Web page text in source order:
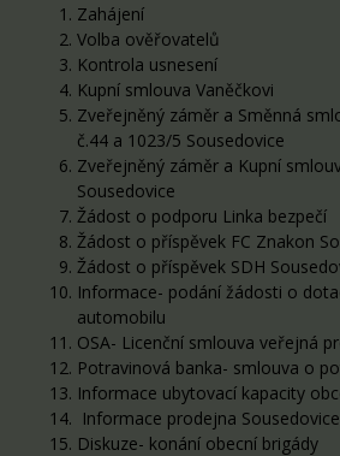
Zahájení
Volba ověřovatelů
Kontrola usnesení
Kupní smlouva Vaněčkovi
Zveřejněný záměr a Směnná
č.44 a 1023/5 Sousedovice
Zveřejněný záměr a Kupní
Sousedovice
Žádost o podporu Linka bezpečí
Žádost o příspěvek FC Znakon
Žádost o příspěvek SDH
Informace- podání žádosti o
automobilu
OSA- Licenční smlouva veřejná
Potravinová banka- smlouva o
Informace ubytovací kapacity
Informace prodejna Sousedovice
Diskuze- konání obecní brigády